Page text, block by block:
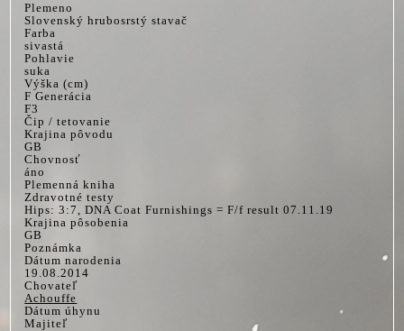
Plemeno
Slovenský hrubosrstý stavač
Farba
sivastá
Pohlavie
suka
Výška (cm)
F Generácia
F3
Čip / tetovanie
Krajina pôvodu
GB
Chovnosť
áno
Plemenná kniha
Zdravotné testy
Hips: 3:7, DNA Coat Furnishings = F/f result 07.11.19
Krajina pôsobenia
GB
Poznámka
Dátum narodenia
19.08.2014
Chovateľ
Achouffe
Dátum úhynu
Majiteľ